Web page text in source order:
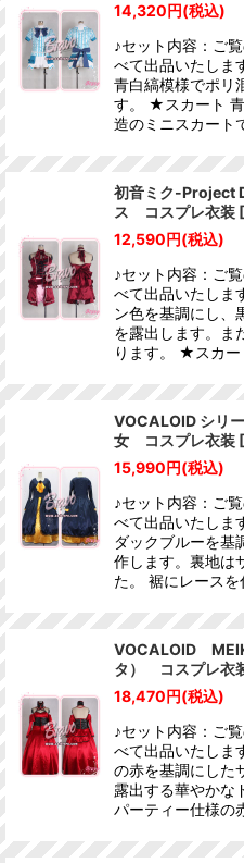
14,320円(税込)
♪セット内容：ご
べて出品いたしま
青白縞模様でポリ
す。 ★スカート
造のミニスカート
初音ミク-Project
ス コスプレ衣装 [
12,590円(税込)
♪セット内容：ご
べて出品いたしま
ン色を基調にし、
を露出します。ま
ります。 ★スカ
VOCALOID シ
女 コスプレ衣装 [
15,990円(税込)
♪セット内容：ご
べて出品いたしま
ダックブルーを基
作します。裏地は
た。 裾にレース
VOCALOID
タ） コスプレ衣
18,470円(税込)
♪セット内容：ご
べて出品いたしま
の赤を基調にした
露出する華やか
パーティー仕様の